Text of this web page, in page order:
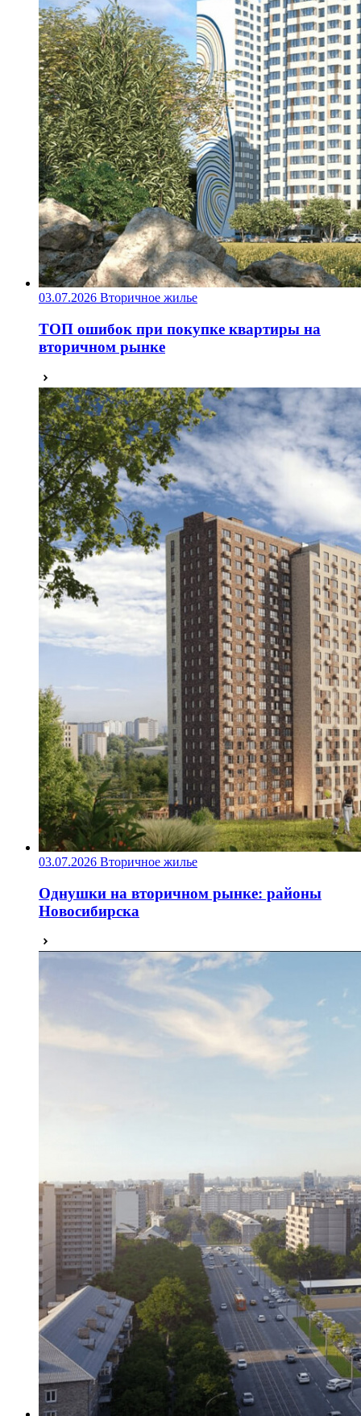
03.07.2026 Вторичное жилье
ТОП ошибок при покупке квартиры на
вторичном рынке
03.07.2026 Вторичное жилье
Однушки на вторичном рынке: районы
Новосибирска